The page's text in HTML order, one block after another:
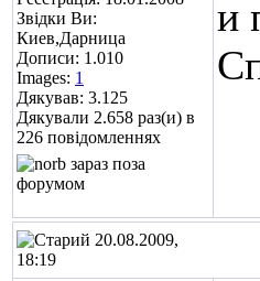
Звідки Ви:
Киев,Дарница
Дописи: 1.010
Images: 1
Дякував: 3.125
Дякували 2.658 раз(и) в
226 повідомленнях
и
20.08.2009,
18:19